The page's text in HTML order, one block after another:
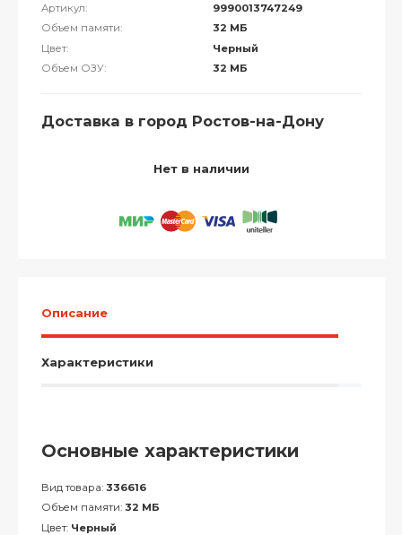
Артикул:
9990013747249
Объем памяти:
32 МБ
Цвет:
Черный
Объем ОЗУ:
32 МБ
Доставка в город Ростов-на-Дону
Нет в наличии
Описание
Характеристики
Основные характеристики
Вид товара: 336616
Объем памяти: 32 МБ
Цвет: Черный